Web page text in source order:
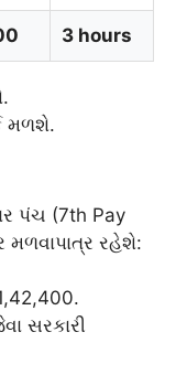
3 hours
મળશે.
પંચ (7th Pay
રહેશે:
સરકારી